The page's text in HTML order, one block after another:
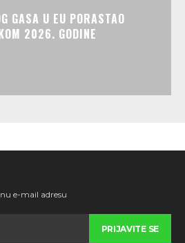
GASA U EU PORASTAO
2026. GODINE
e-mail adresu
PRIJAVITE SE